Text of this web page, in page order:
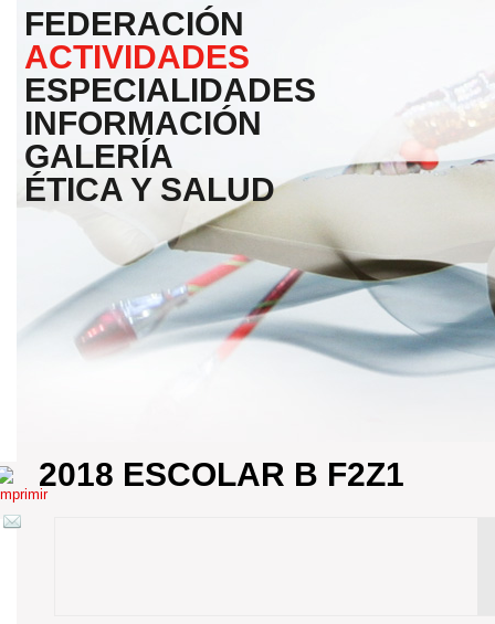
FEDERACIÓN
ACTIVIDADES
ESPECIALIDADES
INFORMACIÓN
GALERÍA
ÉTICA Y SALUD
2018 ESCOLAR B F2Z1